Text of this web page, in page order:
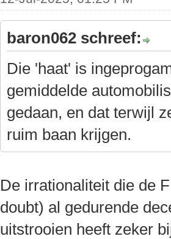
baron062 schreef:
Die 'haat' is
gemiddelde
gedaan, en dat terwijl
ruim baan krijgen.
De irrationaliteit die de
doubt) al gedurende
uitstrooien heeft zeker